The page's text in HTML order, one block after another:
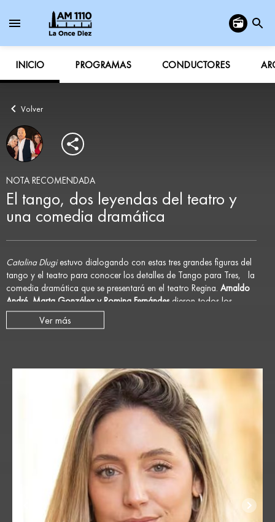
INICIO PROGRAMAS CONDUCTORES
Volver
NOTA RECOMENDADA
El tango, dos leyendas del teatro y
una comedia dramática
Catalina Dlugiestuvo dialogando con estas tres grandes figuras del
tango y el teatro para conocer los detalles de Tango para Tres, la
comedia dramática que se presentará en el teatro Regina. Arnaldo
André, Marta González y Romina Fernándes dieron todos los
detalles de su aterrizaje en las tablas porteñas.
En diálogo conLa Once Diez/Radio de la Ciudad,
deseo, emociones y tensión dramática.
Precisaron así que la historia sigue a Hipólito (Arnaldo André), un
famoso escritor atravesado por un bloqueo creativo, y a Minerva
(Marta González), su esposa, una prestigiosa cantante de tango
que ya no canta. La aparición de Alma (Romina Fernándes), una
joven periodista admiradora del escritor, desencadena un triángulo
emocional cargado de seducción, celos y vínculos que vuelven a
encender aquello que parecía apagado.
---> Reviví esta entrevista completa haciendo click acá para acceder
al link de Spotify
Ver más